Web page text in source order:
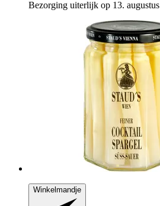
Bezorging uiterlijk op 13. augustus
Winkelmandje